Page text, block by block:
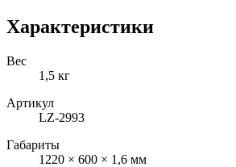
Характеристики
Вес
1,5 кг
Артикул
LZ-2993
Габариты
1220 × 600 × 1,6 мм